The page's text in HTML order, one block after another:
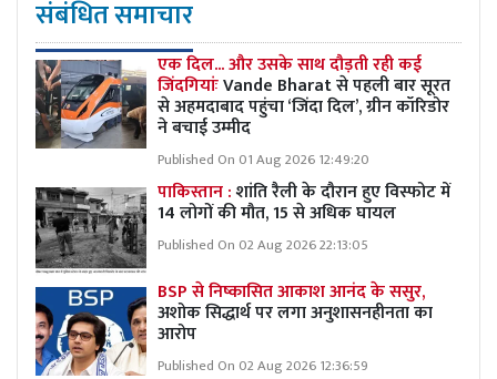
संबंधित समाचार
एक दिल... और उसके साथ दौड़ती रही कई
जिंदगियांःVande Bharat से पहली बार सूरत
से अहमदाबाद पहुंचा ‘जिंदा दिल’, ग्रीन कॉरिडोर
ने बचाई उम्मीद
Published On 01 Aug 2026 12:49:20
पाकिस्तान :शांति रैली के दौरान हुए विस्फोट में
14 लोगों की मौत, 15 से अधिक घायल
Published On 02 Aug 2026 22:13:05
BSP से निष्कासित आकाश आनंद के ससुर,
अशोक सिद्धार्थ पर लगा अनुशासनहीनता का
आरोप
Published On 02 Aug 2026 12:36:59